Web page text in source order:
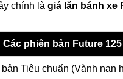
chính là giá lăn bánh xe
Các phiên bản Future 125
bản Tiêu chuẩn (Vành nan